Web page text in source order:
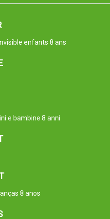
enfants 8 ans
e bambine 8 anni
8 anos